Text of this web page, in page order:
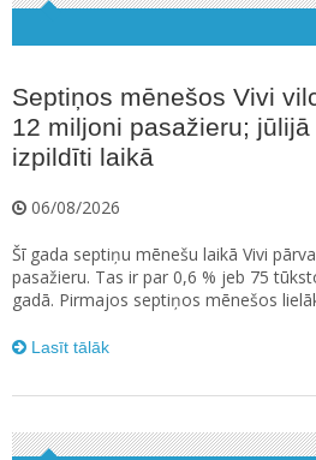
Septiņos mēnešos Vivi
12 miljoni pasažieru;
izpildīti laikā
06/08/2026
Šī gada septiņu mēnešu laikā Vivi
pasažieru. Tas ir par 0,6 % jeb 75
gadā. Pirmajos septiņos mēnešos
Lasīt tālāk